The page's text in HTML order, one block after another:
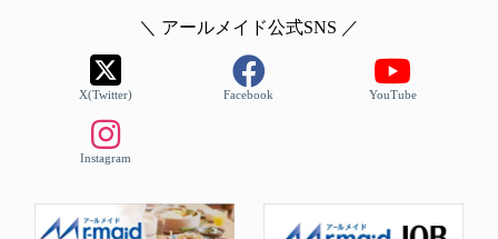
＼ アールメイド公式SNS ／
X(Twitter) Facebook YouTube
Instagram